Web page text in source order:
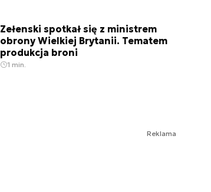
Zełenski spotkał się z ministrem
obrony Wielkiej Brytanii. Tematem
produkcja broni
1 min.
Reklama